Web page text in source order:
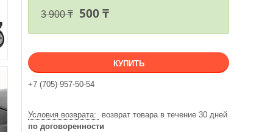
3 900 ₸ 500 ₸
КУПИТЬ
+7 (705) 957-50-54
возврат товара в течение 30 дней
по договоренности